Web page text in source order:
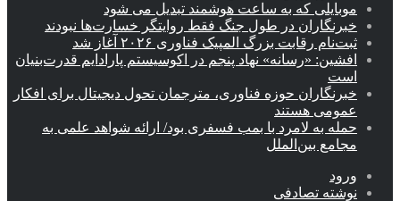
موبایلی که به ساعت هوشمند تبدیل می شود
خبرنگاران در طول جنگ فقط روایتگر خسارت‌ها نبودند
ثبت‌نام رقابت بزرگ المپیک فناوری ۲۰۲۶ آغاز شد
افشین: «رسانه» نهاد پنجم در اکوسیستم پارادایم قدرت‌بنیان
است
خبرنگاران حوزه فناوری، مترجمان تحول دیجیتال برای افکار
عمومی هستند
حمله به لامرد با بمب فسفری بود/ ارائه شواهد علمی به
مجامع بین‌الملل
ورود
نوشته تصادفی